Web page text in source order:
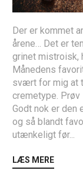
Der er kommet
årene… Det er
grinet mistroisk,
Månedens
svært for mig at
cremetype.
Godt nok er den
og så blandt
utænkeligt før...
LÆS MERE